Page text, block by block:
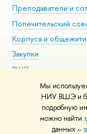
Мы
НИУ ВШЭ и
подробную
можно найти
данных –
Преподаватели и
Попечительский
Корпуса и
Закупки
ВШЭ для студентов
здоровья и
Версия для
Единая платежная